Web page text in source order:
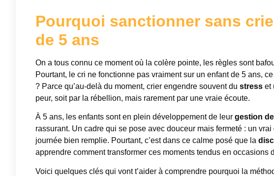
Pourquoi sanctionner sans
de 5 ans
On a tous connu ce moment où la colère pointe, les règles sont
Pourtant, le cri ne fonctionne pas vraiment sur un enfant de 5 ans,
? Parce qu’au-delà du moment, crier engendre souvent du stress et
peur, soit par la rébellion, mais rarement par une vraie écoute.
À 5 ans, les enfants sont en plein développement de leur gestion
rassurant. Un cadre qui se pose avec douceur mais fermeté : un
journée bien remplie. Pourtant, c’est dans ce calme posé que la
apprendre comment transformer ces moments tendus en occasions
Voici quelques clés qui vont t’aider à comprendre pourquoi la